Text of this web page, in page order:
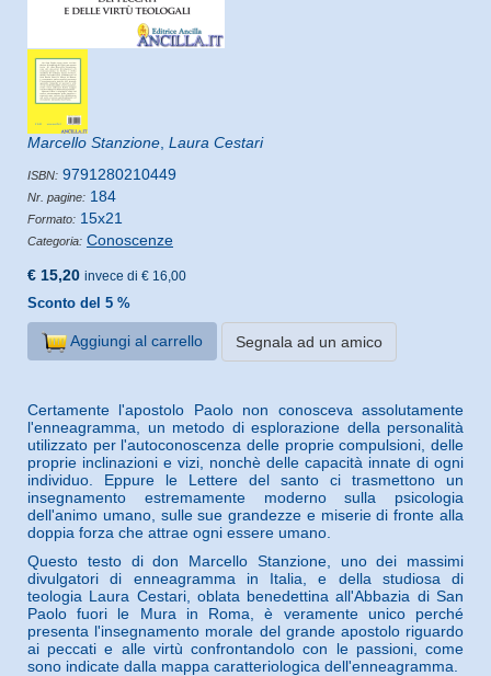
Marcello Stanzione Laura Cestari
ISBN: 9791280210449
Nr. pagine: 184
Formato: 15x21
Categoria: Conoscenze
€ 15,20 invece di € 16,00
Sconto del 5 %
Aggiungi al carrello Segnala ad un amico
Certamente l'apostolo Paolo non conosceva assolutamente
l'enneagramma, un metodo di esplorazione della personalità
utilizzato per l'autoconoscenza delle proprie compulsioni, delle
proprie inclinazioni e vizi, nonchè delle capacità innate di ogni
individuo. Eppure le Lettere del santo ci trasmettono un
insegnamento estremamente moderno sulla psicologia
dell'animo umano, sulle sue grandezze e miserie di fronte alla
doppia forza che attrae ogni essere umano.
Questo testo di don Marcello Stanzione, uno dei massimi
divulgatori di enneagramma in Italia, e della studiosa di
teologia Laura Cestari, oblata benedettina all'Abbazia di San
Paolo fuori le Mura in Roma, è veramente unico perché
presenta l'insegnamento morale del grande apostolo riguardo
ai peccati e alle virtù confrontandolo con le passioni, come
sono indicate dalla mappa caratteriologica dell'enneagramma.